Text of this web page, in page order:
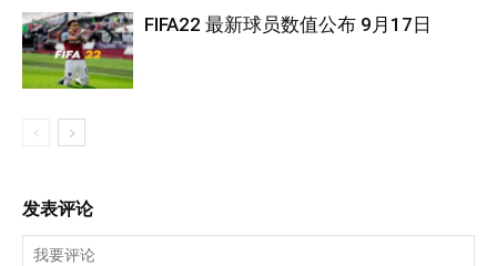
FIFA22 最新球员数值公布 9月17日
发表评论